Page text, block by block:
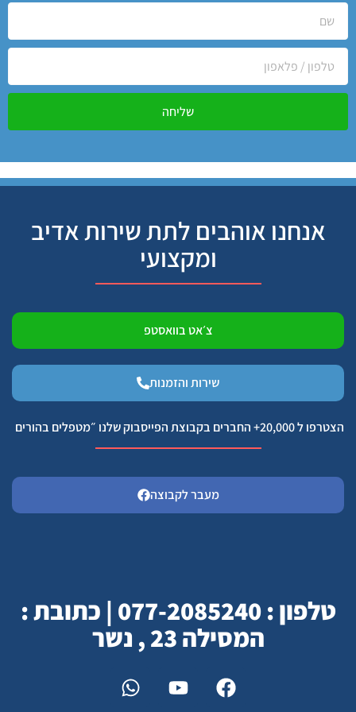
שליחה
אנחנו אוהבים לתת שירות אדיב
ומקצועי
צ׳אט בוואסטפ
שירות והזמנות
הצטרפו ל 20,000+ החברים בקבוצת הפייסבוק שלנו ״מטפלים בהורים
מעבר לקבוצה
טלפון : 077-2085240 | כתובת :
המסילה 23 , נשר